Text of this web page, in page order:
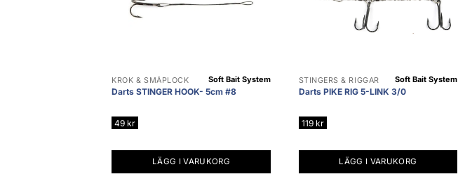
KROK & SMÅPLOCK
Darts STINGER HOOK- 5cm #8
Soft Bait System
49 kr
LÄGG I VARUKORG
STINGERS & RIGGAR
Darts PIKE RIG 5-LINK 3/0
Soft Bait System
119 kr
LÄGG I VARUKORG